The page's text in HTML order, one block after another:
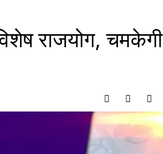
राजयोग, चमकेगी